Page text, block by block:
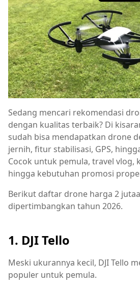
Sedang mencari rekomendasi
dengan kualitas terbaik? Di
sudah bisa mendapatkan drone
jernih, fitur stabilisasi, GPS,
Cocok untuk pemula, travel vlog,
hingga kebutuhan promosi
Berikut daftar drone harga 2
dipertimbangkan tahun 2026.
1. DJI Tello
Meski ukurannya kecil, DJI Tello
populer untuk pemula.